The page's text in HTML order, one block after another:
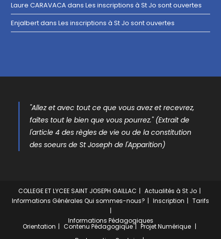
Laure CARAVACAdansLes inscriptions à St Jo sont ouvertes
EnjalbertdansLes inscriptions à St Jo sont ouvertes
"Allez et avec tout ce que vous avez et recevrez,
faîtes tout le bien que vous pourrez." (Extrait de
l'article 4 des règles de vie ou de la constitution
des soeurs de St Joseph de l'Apparition)
COLLEGE ET LYCEE SAINT JOSEPH GAILLAC
Actualités à St Jo
Informations Générales Qui sommes-nous? Inscription Tarifs
Informations Pédagogiques
Orientation Contenu Pédagogique
Projet Numérique